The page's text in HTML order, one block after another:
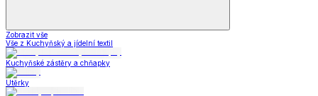
Zobrazit vše
Vše z Kuchyňský a jídelní textil
Kuchyňské zástěry a chňapky
Utěrky